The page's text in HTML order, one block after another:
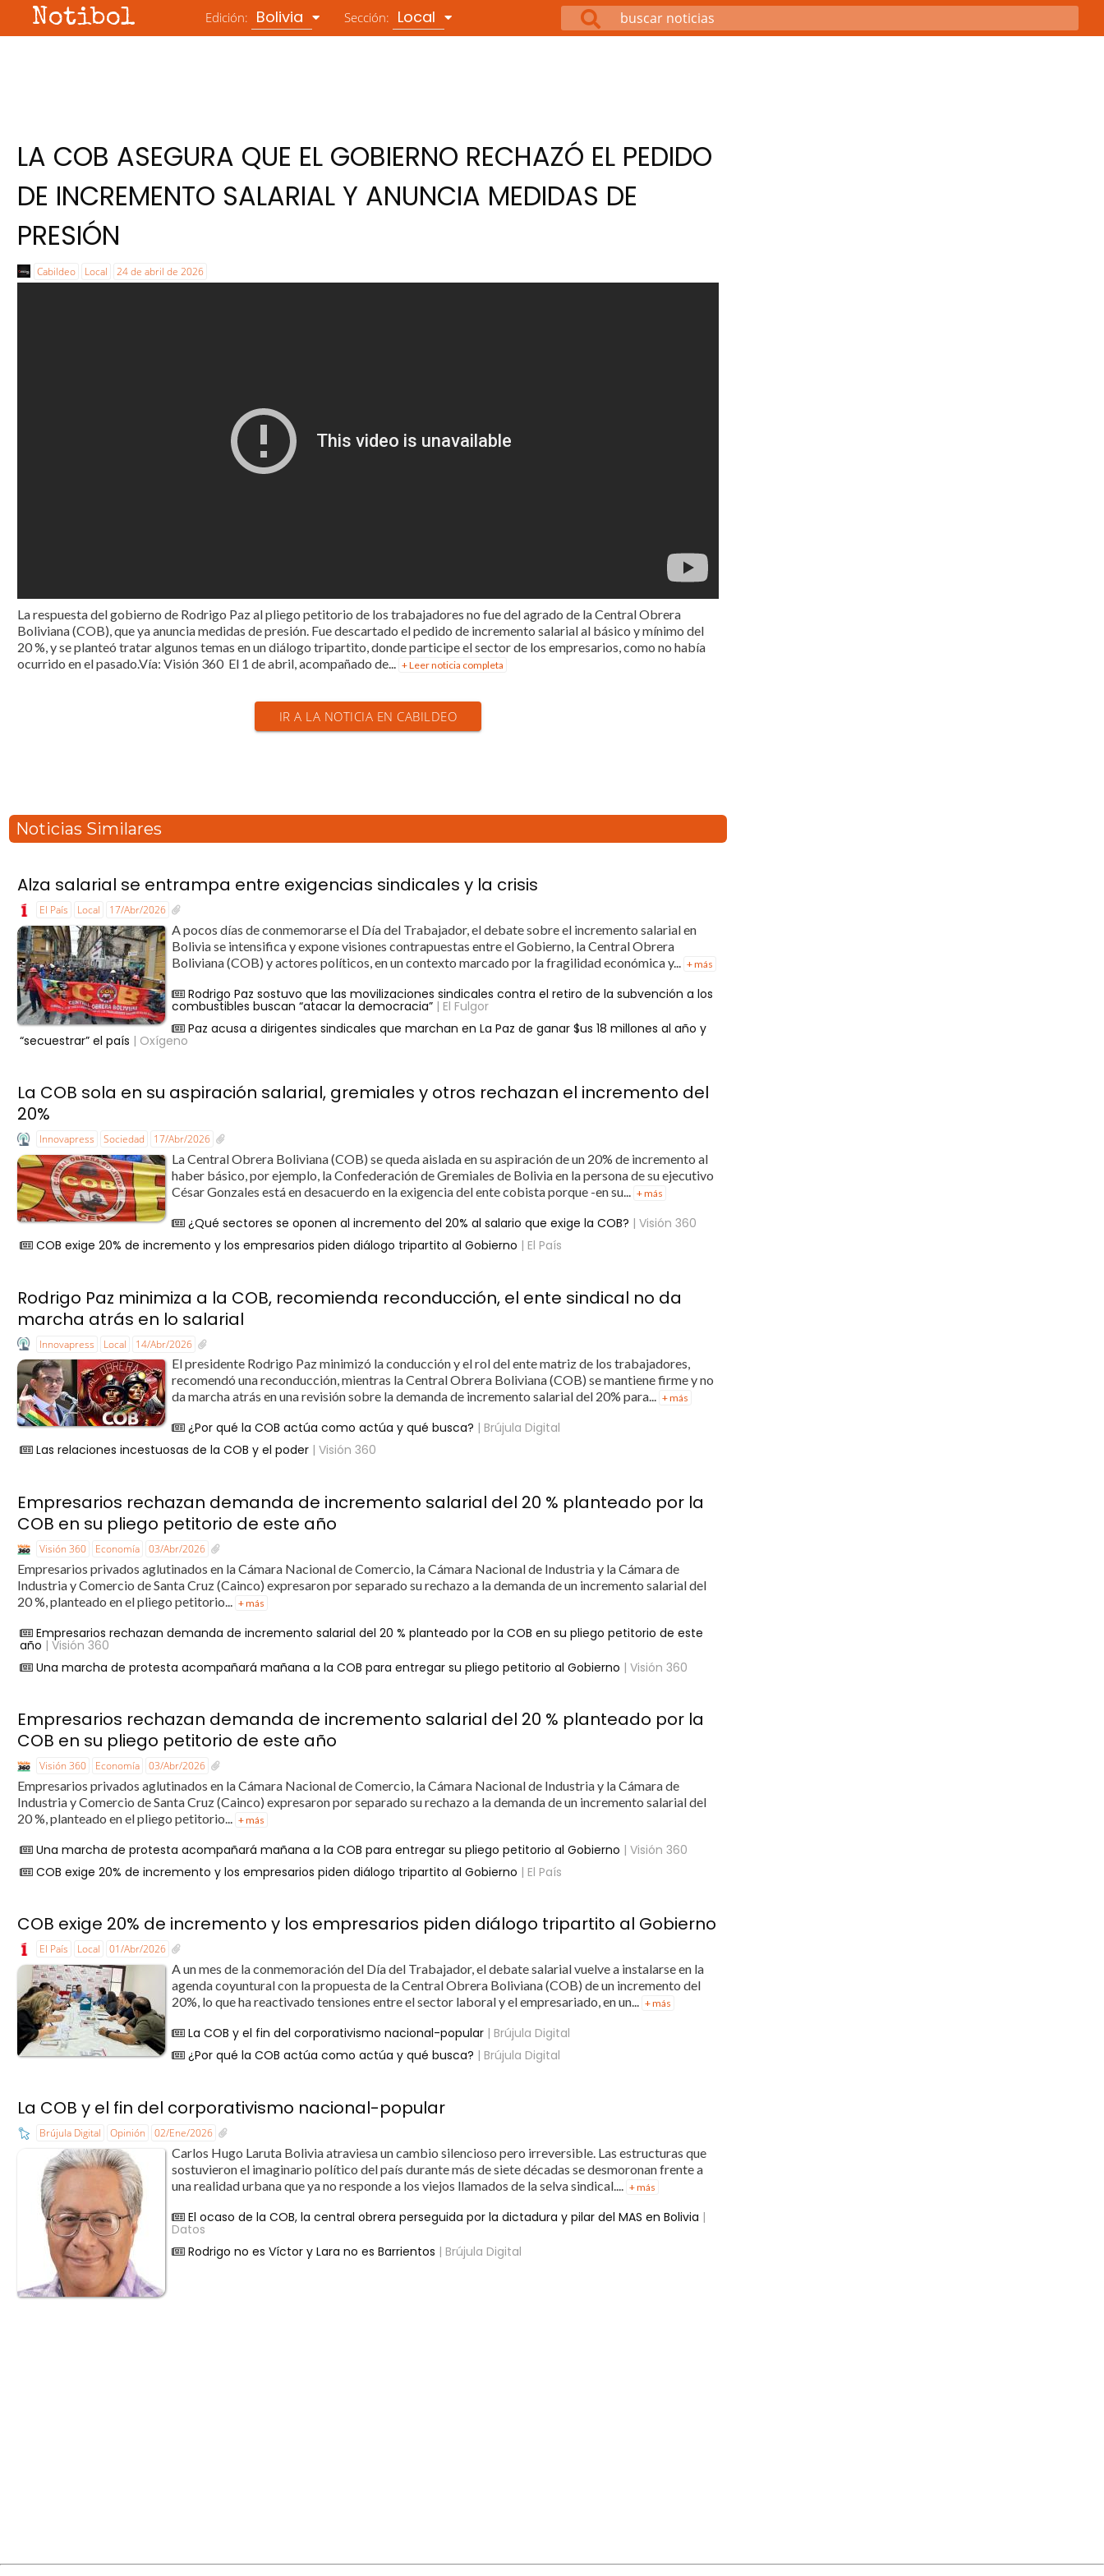
Notibol Edición: Bolivia Sección: Local
LA COB ASEGURA QUE EL GOBIERNO RECHAZÓ EL PEDIDO
DE INCREMENTO SALARIAL Y ANUNCIA MEDIDAS DE
PRESIÓN
Cabildeo Local 24 de abril de 2026
La respuesta del gobierno de Rodrigo Paz al pliego petitorio de los trabajadores no fue del agrado de la Central Obrera
Boliviana (COB), que ya anuncia medidas de presión. Fue descartado el pedido de incremento salarial al básico y mínimo del
20 %, y se planteó tratar algunos temas en un diálogo tripartito, donde participe el sector de los empresarios, como no había
ocurrido en el pasado.Vía: Visión 360 El 1 de abril, acompañado de... + Leer noticia completa
IR A LA NOTICIA EN CABILDEO
Noticias Similares
Alza salarial se entrampa entre exigencias sindicales y la crisis
El País Local 17/Abr/2026
A pocos días de conmemorarse el Día del Trabajador, el debate sobre el incremento salarial en
Bolivia se intensifica y expone visiones contrapuestas entre el Gobierno, la Central Obrera
Boliviana (COB) y actores políticos, en un contexto marcado por la fragilidad económica y...
+ más
Rodrigo Paz sostuvo que las movilizaciones sindicales contra el retiro de la subvención a los
combustibles buscan “atacar la democracia” | El Fulgor
Paz acusa a dirigentes sindicales que marchan en La Paz de ganar $us 18 millones al año y
“secuestrar” el país | Oxígeno
La COB sola en su aspiración salarial, gremiales y otros rechazan el incremento del
20%
Innovapress Sociedad 17/Abr/2026
La Central Obrera Boliviana (COB) se queda aislada en su aspiración de un 20% de incremento al
haber básico, por ejemplo, la Confederación de Gremiales de Bolivia en la persona de su ejecutivo
César Gonzales está en desacuerdo en la exigencia del ente cobista porque -en su... + más
¿Qué sectores se oponen al incremento del 20% al salario que exige la COB? | Visión 360
COB exige 20% de incremento y los empresarios piden diálogo tripartito al Gobierno | El País
Rodrigo Paz minimiza a la COB, recomienda reconducción, el ente sindical no da
marcha atrás en lo salarial
Innovapress Local 14/Abr/2026
El presidente Rodrigo Paz minimizó la conducción y el rol del ente matriz de los trabajadores,
recomendó una reconducción, mientras la Central Obrera Boliviana (COB) se mantiene firme y no
da marcha atrás en una revisión sobre la demanda de incremento salarial del 20% para... + más
¿Por qué la COB actúa como actúa y qué busca? | Brújula Digital
Las relaciones incestuosas de la COB y el poder | Visión 360
Empresarios rechazan demanda de incremento salarial del 20 % planteado por la
COB en su pliego petitorio de este año
Visión 360 Economía 03/Abr/2026
Empresarios privados aglutinados en la Cámara Nacional de Comercio, la Cámara Nacional de Industria y la Cámara de
Industria y Comercio de Santa Cruz (Cainco) expresaron por separado su rechazo a la demanda de un incremento salarial del
20 %, planteado en el pliego petitorio...
+ más
Empresarios rechazan demanda de incremento salarial del 20 % planteado por la COB en su pliego petitorio de este
año | Visión 360
Una marcha de protesta acompañará mañana a la COB para entregar su pliego petitorio al Gobierno | Visión 360
Empresarios rechazan demanda de incremento salarial del 20 % planteado por la
COB en su pliego petitorio de este año
Visión 360 Economía 03/Abr/2026
Empresarios privados aglutinados en la Cámara Nacional de Comercio, la Cámara Nacional de Industria y la Cámara de
Industria y Comercio de Santa Cruz (Cainco) expresaron por separado su rechazo a la demanda de un incremento salarial del
20 %, planteado en el pliego petitorio... + más
Una marcha de protesta acompañará mañana a la COB para entregar su pliego petitorio al Gobierno | Visión 360
COB exige 20% de incremento y los empresarios piden diálogo tripartito al Gobierno | El País
COB exige 20% de incremento y los empresarios piden diálogo tripartito al Gobierno
El País Local 01/Abr/2026
A un mes de la conmemoración del Día del Trabajador, el debate salarial vuelve a instalarse en la
agenda coyuntural con la propuesta de la Central Obrera Boliviana (COB) de un incremento del
20%, lo que ha reactivado tensiones entre el sector laboral y el empresariado, en un... + más
La COB y el fin del corporativismo nacional-popular | Brújula Digital
¿Por qué la COB actúa como actúa y qué busca? | Brújula Digital
La COB y el fin del corporativismo nacional-popular
Brújula Digital Opinión 02/Ene/2026
Carlos Hugo Laruta Bolivia atraviesa un cambio silencioso pero irreversible. Las estructuras que
sostuvieron el imaginario político del país durante más de siete décadas se desmoronan frente a
una realidad urbana que ya no responde a los viejos llamados de la selva sindical....
+ más
El ocaso de la COB, la central obrera perseguida por la dictadura y pilar del MAS en Bolivia |
Datos
Rodrigo no es Víctor y Lara no es Barrientos | Brújula Digital